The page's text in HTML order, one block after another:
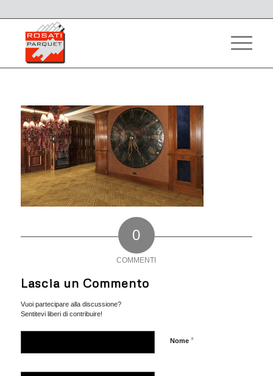
0
COMMENTI
Lascia un Commento
Vuoi partecipare alla discussione?
Sentitevi liberi di contribuire!
Nome *